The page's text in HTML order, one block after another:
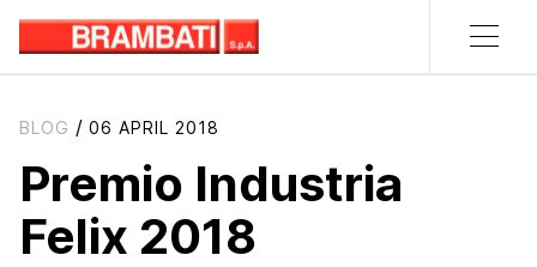
BLOG / 06 APRIL 2018
Premio Industria
Felix 2018